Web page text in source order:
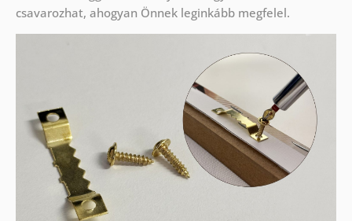
csavarozhat, ahogyan Önnek leginkább megfelel.